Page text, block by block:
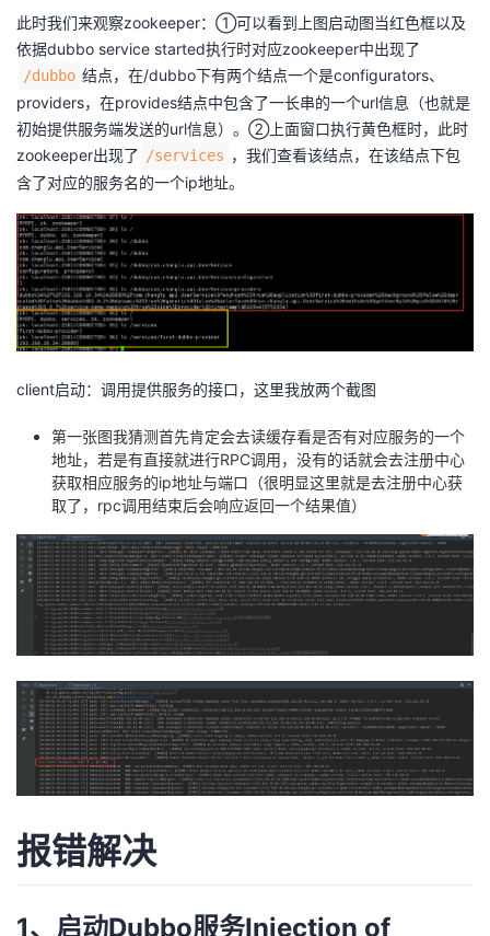
此时我们来观察zookeeper：①可以看到上图启动图当红色框以及
依据dubbo service started执行时对应zookeeper中出现了
/dubbo 结点，在/dubbo下有两个结点一个是configurators、
providers，在provides结点中包含了一长串的一个url信息（也就是
初始提供服务端发送的url信息）。②上面窗口执行黄色框时，此时
zookeeper出现了 /services ，我们查看该结点，在该结点下包
含了对应的服务名的一个ip地址。
client启动：调用提供服务的接口，这里我放两个截图
第一张图我猜测首先肯定会去读缓存看是否有对应服务的一个
地址，若是有直接就进行RPC调用，没有的话就会去注册中心
获取相应服务的ip地址与端口（很明显这里就是去注册中心获
取了，rpc调用结束后会响应返回一个结果值）
报错解决
1、启动Dubbo服务Injection of